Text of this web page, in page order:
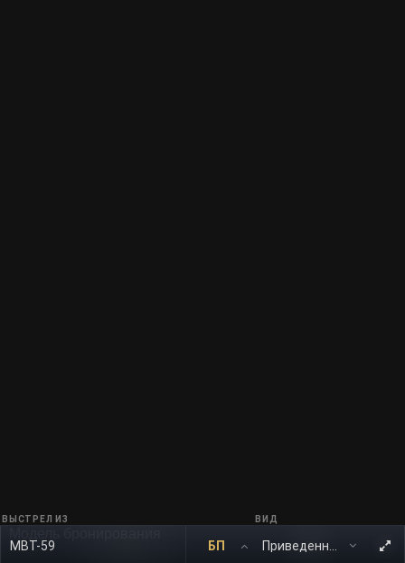
ВЫСТРЕЛ ИЗ
MBT-59 БП
ВИД